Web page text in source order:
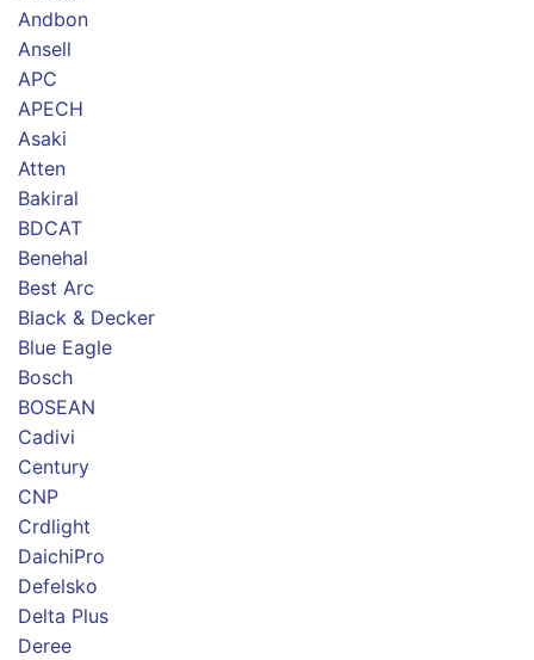
Andbon
Ansell
APC
APECH
Asaki
Atten
Bakiral
BDCAT
Benehal
Best Arc
Black & Decker
Blue Eagle
Bosch
BOSEAN
Cadivi
Century
CNP
Crdlight
DaichiPro
Defelsko
Delta Plus
Deree